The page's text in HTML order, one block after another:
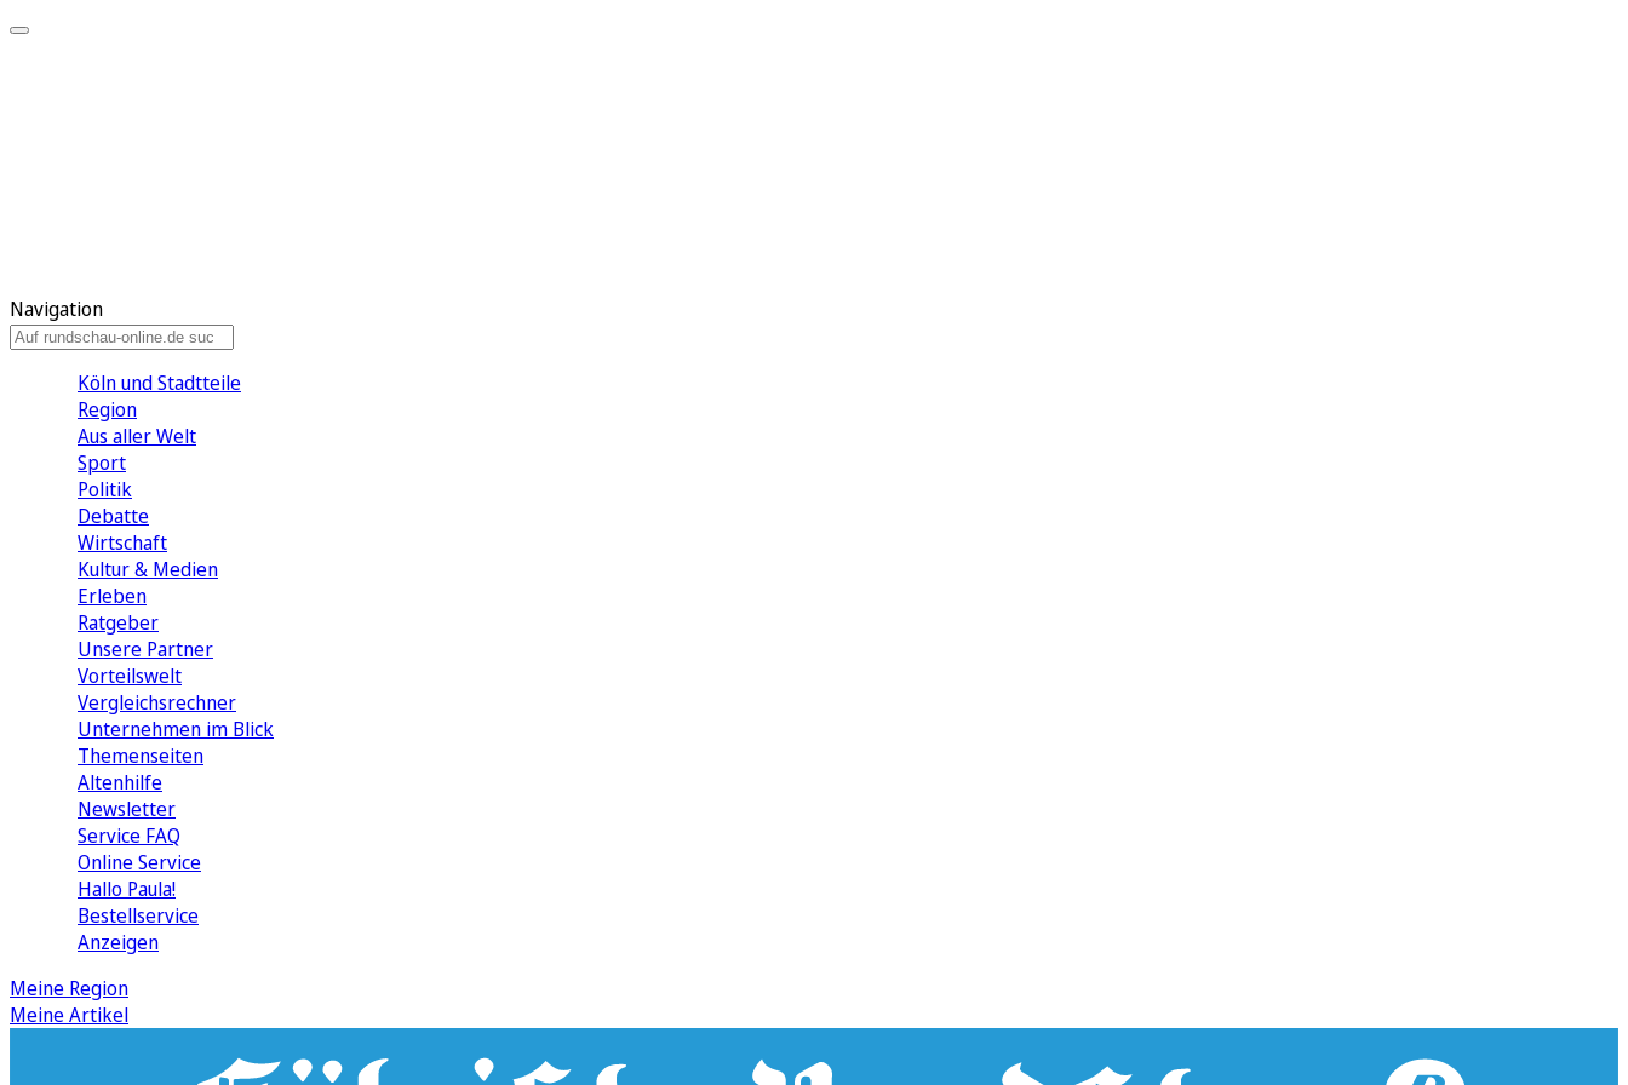
Navigation
Köln und Stadtteile
Region
Aus aller Welt
Sport
Politik
Debatte
Wirtschaft
Kultur & Medien
Erleben
Ratgeber
Unsere Partner
Vorteilswelt
Vergleichsrechner
Unternehmen im Blick
Themenseiten
Altenhilfe
Newsletter
Service FAQ
Online Service
Hallo Paula!
Bestellservice
Anzeigen
Meine Region
Meine Artikel